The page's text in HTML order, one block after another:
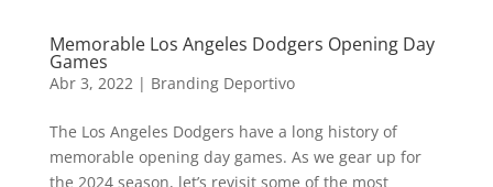
Memorable Los Angeles Dodgers Opening Day
Games
Abr 3, 2022| Branding Deportivo
The Los Angeles Dodgers have a long history of
memorable opening day games. As we gear up for
the 2024 season, let’s revisit some of the most